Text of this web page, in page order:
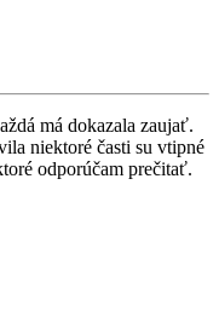
má dokazala zaujať.
niektoré časti su vtipné
odporúčam prečitať.